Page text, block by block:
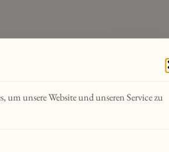
um unsere Website und unseren Service zu